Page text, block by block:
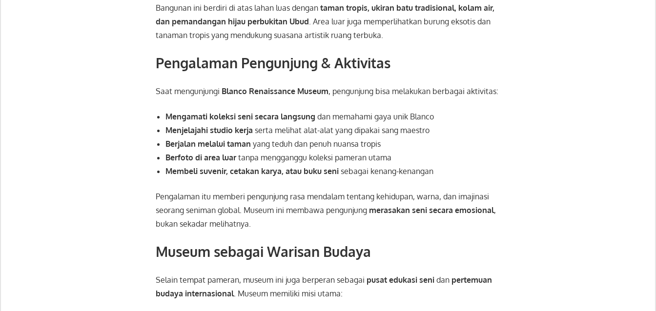
Bangunan ini berdiri di atas lahan luas dengantaman tropis, ukiran batu tradisional, kolam air,
dan pemandangan hijau perbukitan Ubud . Area luar juga memperlihatkan burung eksotis dan
tanaman tropis yang mendukung suasana artistik ruang terbuka.
Pengalaman Pengunjung & Aktivitas
Saat mengunjungi Blanco Renaissance Museum, pengunjung bisa melakukan berbagai aktivitas:
Mengamati koleksi seni secara langsung dan memahami gaya unik Blanco
Menjelajahi studio kerja serta melihat alat-alat yang dipakai sang maestro
Berjalan melalui taman yang teduh dan penuh nuansa tropis
Berfoto di area luar tanpa mengganggu koleksi pameran utama
Membeli suvenir, cetakan karya, atau buku seni sebagai kenang-kenangan
Pengalaman itu memberi pengunjung rasa mendalam tentang kehidupan, warna, dan imajinasi
seorang seniman global. Museum ini membawa pengunjung merasakan seni secara emosional,
bukan sekadar melihatnya.
Museum sebagai Warisan Budaya
Selain tempat pameran, museum ini juga berperan sebagai pusat edukasi seni dan pertemuan
budaya internasional. Museum memiliki misi utama: